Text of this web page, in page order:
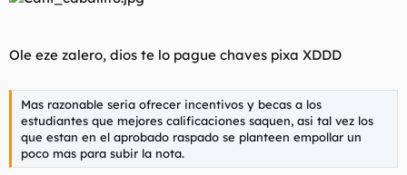
Ole eze zalero, dios te lo pague chaves pixa XDDD
Mas razonable seria ofrecer incentivos y becas a los
estudiantes que mejores calificaciones saquen, asi tal vez los
que estan en el aprobado raspado se planteen empollar un
poco mas para subir la nota.